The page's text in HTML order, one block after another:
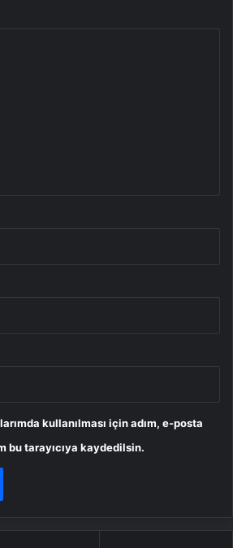
kullanılması için adım, e-posta
bu tarayıcıya kaydedilsin.